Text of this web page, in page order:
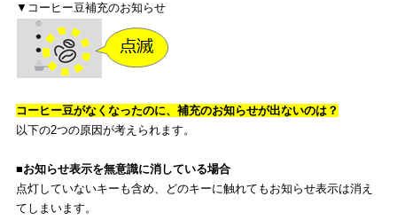
▼コーヒー豆補充のお知らせ
コーヒー豆がなくなったのに、補充のお知らせが出ないのは？
以下の2つの原因が考えられます。
■お知らせ表示を無意識に消している場合
点灯していないキーも含め、どのキーに触れてもお知らせ表示は消え
てしまいます。